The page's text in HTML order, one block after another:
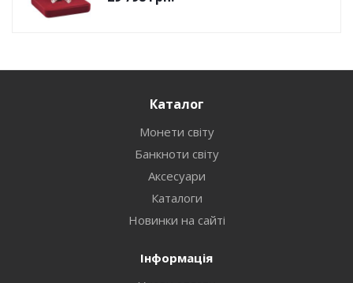
Каталог
Монети світу
Банкноти світу
Аксесуари
Каталоги
Новинки на сайті
Інформація